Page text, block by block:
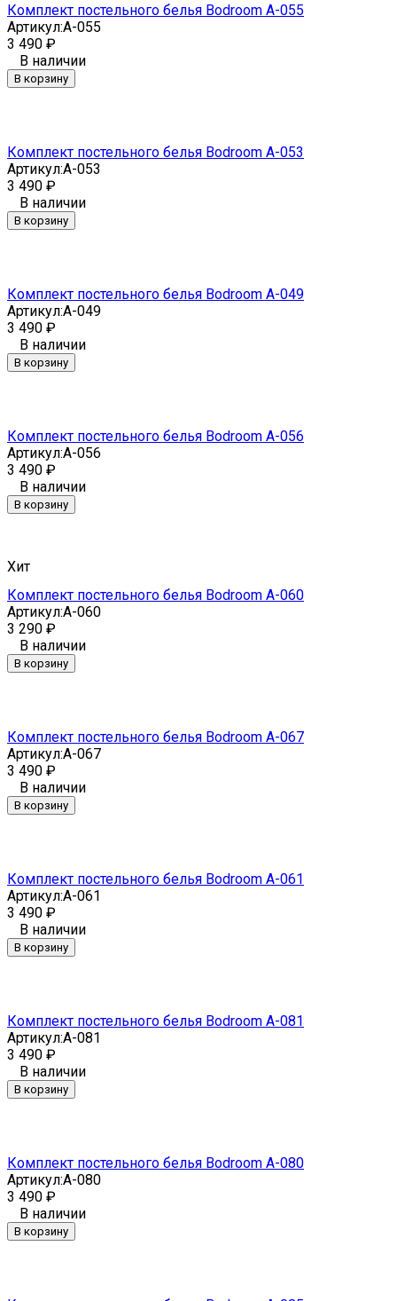
Комплект постельного белья Bodroom A-055
Артикул:A-055
3 490 ₽
В наличии
В корзину
Комплект постельного белья Bodroom A-053
Артикул:A-053
3 490 ₽
В наличии
В корзину
Комплект постельного белья Bodroom A-049
Артикул:A-049
3 490 ₽
В наличии
В корзину
Комплект постельного белья Bodroom A-056
Артикул:A-056
3 490 ₽
В наличии
В корзину
Хит
Комплект постельного белья Bodroom A-060
Артикул:A-060
3 290 ₽
В наличии
В корзину
Комплект постельного белья Bodroom A-067
Артикул:A-067
3 490 ₽
В наличии
В корзину
Комплект постельного белья Bodroom A-061
Артикул:A-061
3 490 ₽
В наличии
В корзину
Комплект постельного белья Bodroom A-081
Артикул:A-081
3 490 ₽
В наличии
В корзину
Комплект постельного белья Bodroom A-080
Артикул:A-080
3 490 ₽
В наличии
В корзину